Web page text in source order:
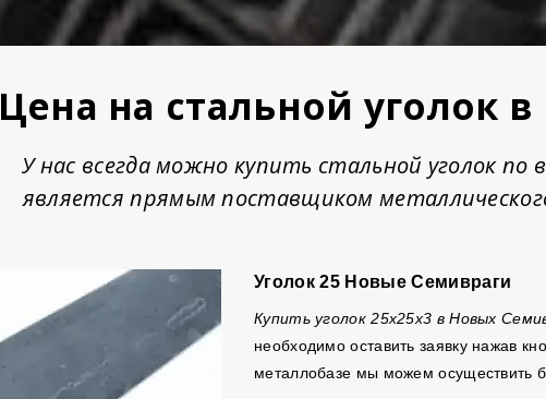
Цена на стальной уголок
У нас всегда можно купить стальной уголок
является прямым поставщиком
Уголок 25 Новые Семивраги
Купить уголок 25х25х3 в Новых
необходимо оставить заявку нажав
металлобазе мы можем осуществить